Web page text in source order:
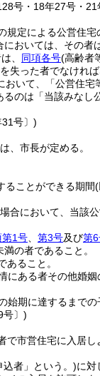
号・18年27号・
定による公営住
おいては、その者は
、 同項各号(高齢者
失った者でなければ
おいて、「公営住
のは「当該みな
号〕)
、市長が定める。
ることができる期間(
において、当該
第1号 第3号及び第
の者であること。
ること。
ある者その他婚姻
始期に達するまでの
号〕)
で市営住宅に入居
込者」という。)に対